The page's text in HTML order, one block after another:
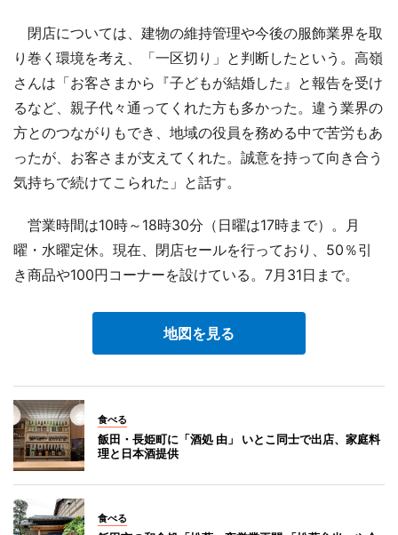
閉店については、建物の維持管理や今後の服飾業界を取
り巻く環境を考え、「一区切り」と判断したという。高嶺
さんは「お客さまから『子どもが結婚した』と報告を受け
るなど、親子代々通ってくれた方も多かった。違う業界の
方とのつながりもでき、地域の役員を務める中で苦労もあ
ったが、お客さまが支えてくれた。誠意を持って向き合う
気持ちで続けてこられた」と話す。
営業時間は10時～18時30分（日曜は17時まで）。月
曜・水曜定休。現在、閉店セールを行っており、50％引
き商品や100円コーナーを設けている。7月31日まで。
地図を見る
食べる
飯田・長姫町に「酒処 由」 いとこ同士で出店、家庭料
理と日本酒提供
食べる